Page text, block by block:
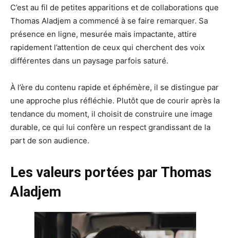
C’est au fil de petites apparitions et de collaborations que
Thomas Aladjem a commencé à se faire remarquer. Sa
présence en ligne, mesurée mais impactante, attire
rapidement l’attention de ceux qui cherchent des voix
différentes dans un paysage parfois saturé.
À l’ère du contenu rapide et éphémère, il se distingue par
une approche plus réfléchie. Plutôt que de courir après la
tendance du moment, il choisit de construire une image
durable, ce qui lui confère un respect grandissant de la
part de son audience.
Les valeurs portées par Thomas
Aladjem